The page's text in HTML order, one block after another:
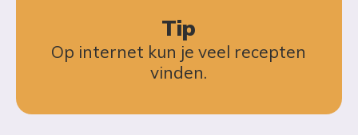
Tip
Op internet kun je veel recepten
vinden.